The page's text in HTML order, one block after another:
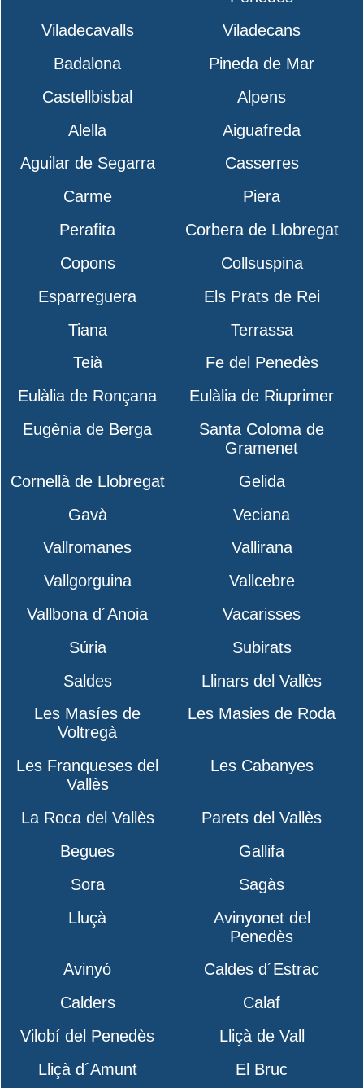
Viladecavalls
Viladecans
Badalona
Pineda de Mar
Castellbisbal
Alpens
Alella
Aiguafreda
Aguilar de Segarra
Casserres
Carme
Piera
Perafita
Corbera de Llobregat
Copons
Collsuspina
Esparreguera
Els Prats de Rei
Tiana
Terrassa
Teià
Fe del Penedès
Eulàlia de Ronçana
Eulàlia de Riuprimer
Eugènia de Berga
Santa Coloma de
Gramenet
Cornellà de Llobregat
Gelida
Gavà
Veciana
Vallromanes
Vallirana
Vallgorguina
Vallcebre
Vallbona d´Anoia
Vacarisses
Súria
Subirats
Saldes
Llinars del Vallès
Les Masíes de
Voltregà
Les Masies de Roda
Les Franqueses del
Vallès
Les Cabanyes
La Roca del Vallès
Parets del Vallès
Begues
Gallifa
Sora
Sagàs
Lluçà
Avinyonet del
Penedès
Avinyó
Caldes d´Estrac
Calders
Calaf
Vilobí del Penedès
Lliçà de Vall
Lliçà d´Amunt
El Bruc